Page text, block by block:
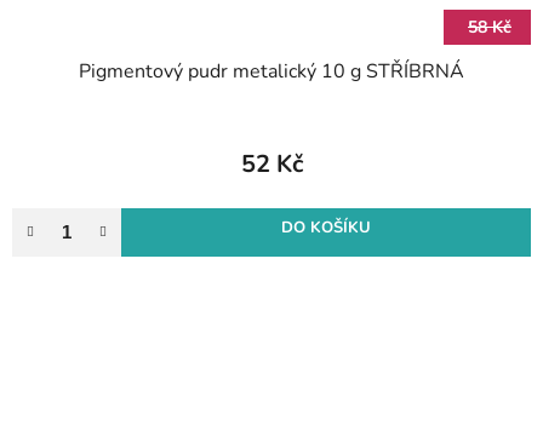
58 Kč
Pigmentový pudr metalický 10 g STŘÍBRNÁ
52 Kč
DO KOŠÍKU